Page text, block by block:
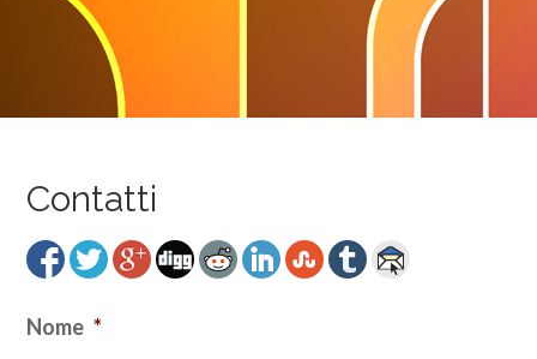
Contatti
Nome *